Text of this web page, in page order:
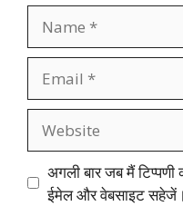
अगली बार जब मैं
ईमेल और वेबसाइट सहेजें।